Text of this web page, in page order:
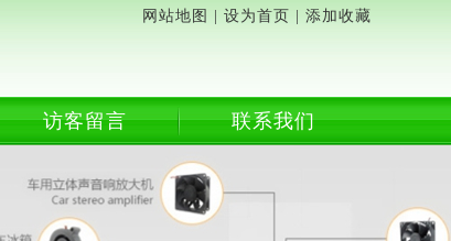
网站地图 设为首页 添加收藏
访客留言 联系我们